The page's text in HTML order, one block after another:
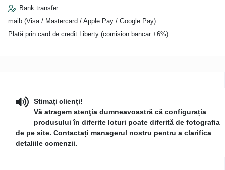
Bank transfer
maib (Visa / Mastercard / Apple Pay / Google Pay)
Plată prin card de credit Liberty (comision bancar +6%)
Stimați clienți!
Vă atragem atenţia dumneavoastră că configurația
produsului în diferite loturi poate diferită de fotografia
de pe site. Contactați managerul nostru pentru a clarifica
detaliile comenzii.